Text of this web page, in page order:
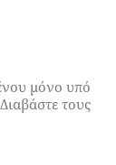
μόνο υπό
τους